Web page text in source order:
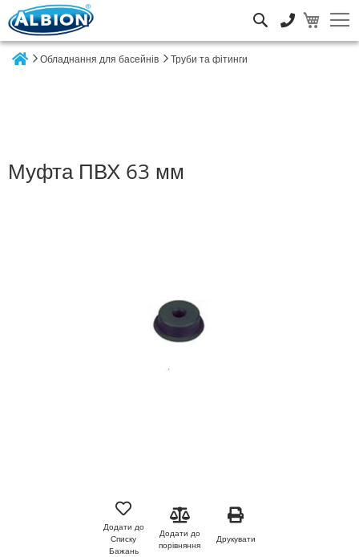
Обладнання для басейнів Труби та фітинги
Муфта ПВХ 63 мм
Додати до
Списку
Бажань
Додати до
порівняння
Друкувати